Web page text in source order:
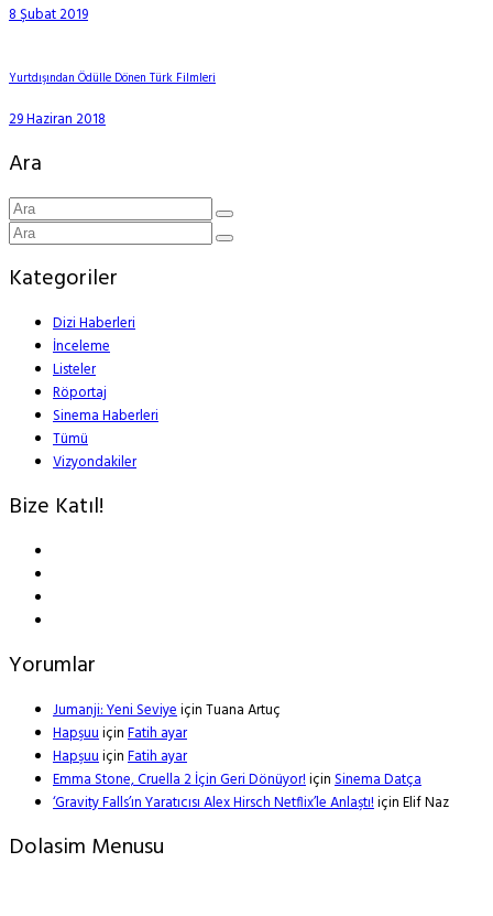
8 Şubat 2019
Yurtdışından Ödülle Dönen Türk Filmleri
29 Haziran 2018
Ara
Kategoriler
Dizi Haberleri
İnceleme
Listeler
Röportaj
Sinema Haberleri
Tümü
Vizyondakiler
Bize Katıl!
Yorumlar
Jumanji: Yeni SeviyeiçinTuana Artuç
HapşuuiçinFatih ayar
HapşuuiçinFatih ayar
Emma Stone, Cruella 2 İçin Geri Dönüyor!içinSinema Datça
‘Gravity Falls’ın Yaratıcısı Alex Hirsch Netflix’le Anlaştı!içinElif Naz
Dolasim Menusu